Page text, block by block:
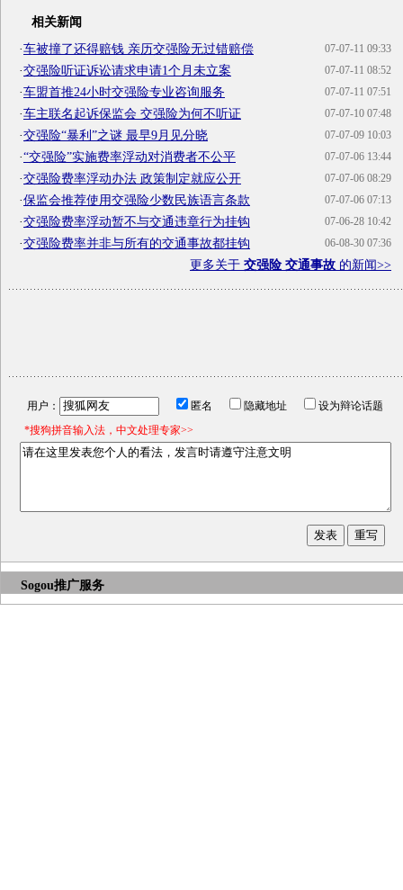
相关新闻
07-07-11 09:33
·车被撞了还得赔钱 亲历交强险无过错赔偿
07-07-11 08:52
·交强险听证诉讼请求申请1个月未立案
07-07-11 07:51
·车盟首推24小时交强险专业咨询服务
07-07-10 07:48
·车主联名起诉保监会 交强险为何不听证
07-07-09 10:03
·交强险“暴利”之谜 最早9月见分晓
07-07-06 13:44
·“交强险”实施费率浮动对消费者不公平
07-07-06 08:29
·交强险费率浮动办法 政策制定就应公开
07-07-06 07:13
·保监会推荐使用交强险少数民族语言条款
07-06-28 10:42
·交强险费率浮动暂不与交通违章行为挂钩
06-08-30 07:36
·交强险费率并非与所有的交通事故都挂钩
更多关于 交强险 交通事故 的新闻>>
用户： 匿名 隐藏地址
设为辩论话题
*搜狗拼音输入法，中文处理专家>>
Sogou推广服务